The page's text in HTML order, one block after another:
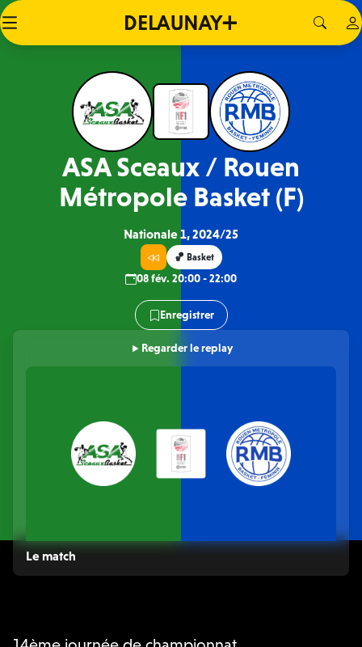
ASA Sceaux / Rouen
Métropole Basket (F)
Nationale 1, 2024/25
🏀 Basket
08 fév. 20:00 - 22:00
Enregistrer
Regarder le replay
Le match